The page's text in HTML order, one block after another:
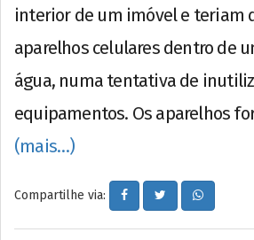
interior de um imóvel e teriam
aparelhos celulares dentro de
água, numa tentativa de
equipamentos. Os aparelhos
(mais…)
Compartilhe via: